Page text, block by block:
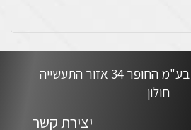
א. בלייכר תעשיות בע"מ החופר 34 אזור התעשייה
חולון
יצירת קשר